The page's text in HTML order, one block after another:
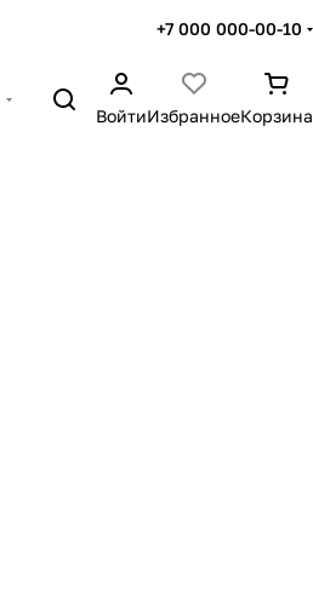
+7 000 000-00-10
ВойтиИзбранноеКорзина